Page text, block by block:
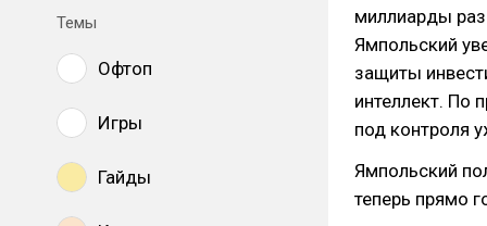
Темы
Офтоп
Игры
Гайды
миллиарды
Ямпольский
защиты
интеллект. По
под контроля
Ямпольский
теперь прямо